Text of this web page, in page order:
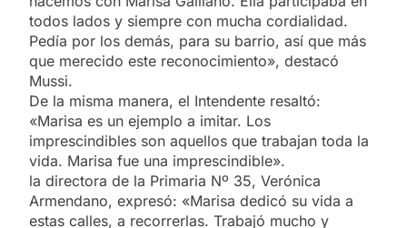
todos lados y siempre con mucha cordialidad.
Pedía por los demás, para su barrio, así que más
que merecido este reconocimiento», destacó
Mussi.
De la misma manera, el Intendente resaltó:
«Marisa es un ejemplo a imitar. Los
imprescindibles son aquellos que trabajan toda la
vida. Marisa fue una imprescindible».
la directora de la Primaria Nº 35, Verónica
Armendano, expresó: «Marisa dedicó su vida a
estas calles, a recorrerlas. Trabajó mucho y